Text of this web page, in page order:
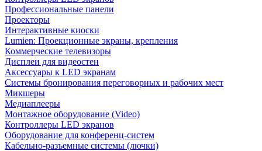
Профессиональные панели
Проекторы
Интерактивные киоски
Lumien: Проекционные экраны, крепления
Коммерческие телевизоры
Дисплеи для видеостен
Аксессуары к LED экранам
Системы бронирования переговорных и рабочих мест
Микшеры
Медиаплееры
Монтажное оборудование (Video)
Контроллеры LED экранов
Оборудование для конференц-систем
Кабельно-разъемные системы (лючки)